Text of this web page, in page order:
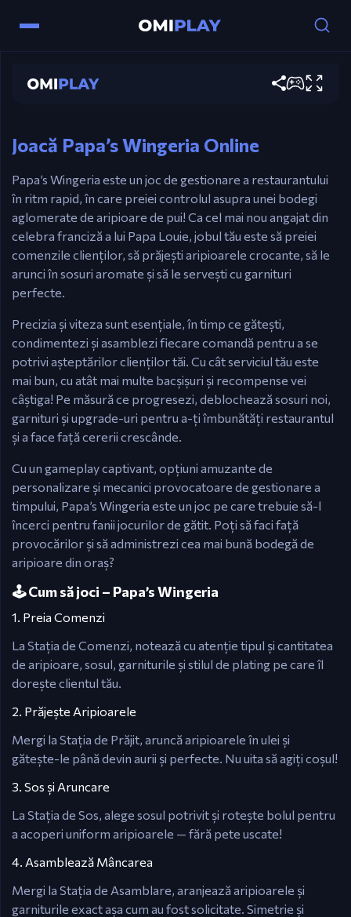
Papa's Wingeria
Mouse – Prăjește aripioare, aruncă sosuri și
Joacă Papa’s Wingeria Online
Papa’s Wingeria este un joc de gestionare a restaurantului
în ritm rapid, în care preiei controlul asupra unei bodegi
aglomerate de aripioare de pui! Ca cel mai nou angajat din
celebra franciză a lui Papa Louie, jobul tău este să preiei
comenzile clienților, să prăjești aripioarele crocante, să le
arunci în sosuri aromate și să le servești cu garnituri
perfecte.
Precizia și viteza sunt esențiale, în timp ce gătești,
condimentezi și asamblezi fiecare comandă pentru a se
potrivi așteptărilor clienților tăi. Cu cât serviciul tău este
mai bun, cu atât mai multe bacșișuri și recompense vei
câștiga! Pe măsură ce progresezi, deblochează sosuri noi,
garnituri și upgrade-uri pentru a-ți îmbunătăți restaurantul
și a face față cererii crescânde.
Cu un gameplay captivant, opțiuni amuzante de
personalizare și mecanici provocatoare de gestionare a
timpului, Papa’s Wingeria este un joc pe care trebuie să-l
încerci pentru fanii jocurilor de gătit. Poți să faci față
provocărilor și să administrezi cea mai bună bodegă de
aripioare din oraș?
🕹️ Cum să joci – Papa’s Wingeria
1. Preia Comenzi
La Stația de Comenzi, notează cu atenție tipul și cantitatea
de aripioare, sosul, garniturile și stilul de plating pe care îl
dorește clientul tău.
2. Prăjește Aripioarele
Mergi la Stația de Prăjit, aruncă aripioarele în ulei și
gătește-le până devin aurii și perfecte. Nu uita să agiți coșul!
3. Sos și Aruncare
La Stația de Sos, alege sosul potrivit și rotește bolul pentru
a acoperi uniform aripioarele — fără pete uscate!
4. Asamblează Mâncarea
Mergi la Stația de Asamblare, aranjează aripioarele și
garniturile exact așa cum au fost solicitate. Simetrie și